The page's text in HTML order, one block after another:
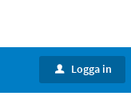
u Logga in